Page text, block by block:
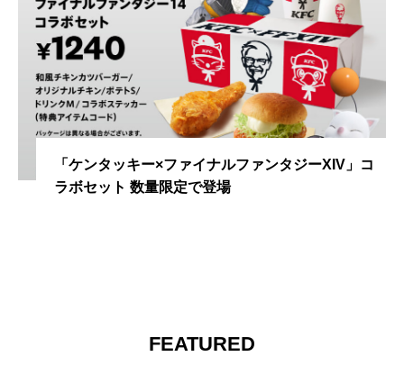
「ケンタッキー×ファイナルファンタジーXIV」コ
ラボセット 数量限定で登場
FEATURED